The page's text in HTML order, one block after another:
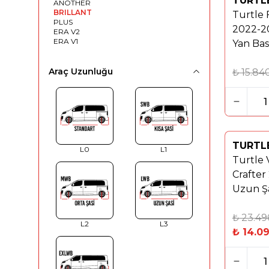
ANOTHER
BRILLANT
PLUS
ERA V2
ERA V1
Araç Uzunluğu
L0 L1
L2 L3
%40
Turtle
2022-
Yan
₺
Yeni
%40
Turtle
Crafter
Uzun
₺
₺